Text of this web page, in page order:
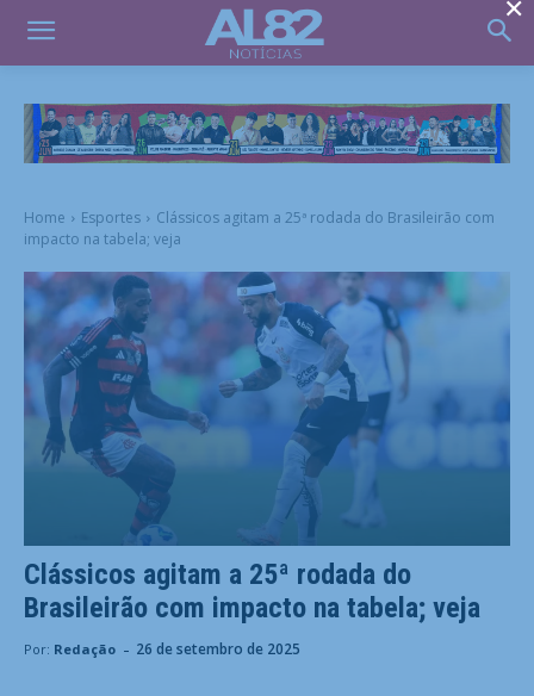
Home Esportes
Clássicos agitam a 25ª rodada do Brasileirão com
impacto na tabela; veja
Clássicos agitam a 25ª rodada do
Brasileirão com impacto na tabela; veja
Por: Redação - 26 de setembro de 2025